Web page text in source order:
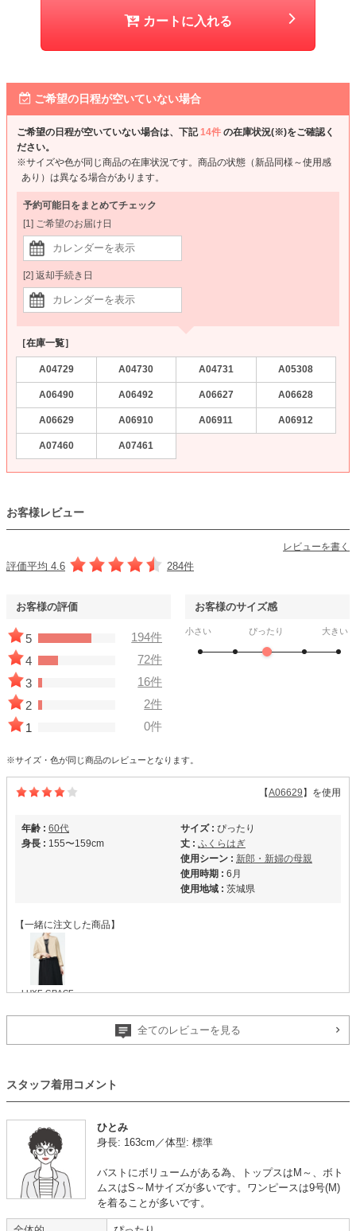
カートに入れる
ご希望の日程が空いていない場合
ご希望の日程が空いていない場合は、下記14件 の在庫状況(※)をご確認く
ださい。
※サイズや色が同じ商品の在庫状況です。商品の状態（新品同様～使用感
あり）は異なる場合があります。
予約可能日をまとめてチェック
[1] ご希望のお届け日
[2] 返却手続き日
［在庫一覧］
A04729 A04730 A04731 A05308
A06490 A06492 A06627 A06628
A06629 A06910 A06911 A06912
A07460 A07461
お客様レビュー
レビューを書く
評価平均 4.6 284件
お客様の評価
5
194件
4
72件
3
16件
2
2件
1
0件
お客様のサイズ感
小さい ぴったり 大きい
※サイズ・色が同じ商品のレビューとなります。
【A06629 】を使用
年齢 : 60代
身長 : 155〜159cm
サイズ : ぴったり
丈 : ふくらはぎ
使用シーン : 新郎・新婦の母親
使用時期 : 6月
使用地域 : 茨城県
【一緒に注文した商品】
LUXE GRACE
満足のデザインでした
体重 :50～54kg
体型 : 華奢
使用時期 :
2度目の利用です。
親類の結婚式では黒や控えめなデザインを選んでいるので、レンタルで選べ
全てのレビューを見る
スタッフ着用コメント
ひとみ
身長: 163cm／体型: 標準
バストにボリュームがある為、トップスはM～、ボト
ムスはS～Mサイズが多いです。ワンピースは9号(M)
を着ることが多いです。